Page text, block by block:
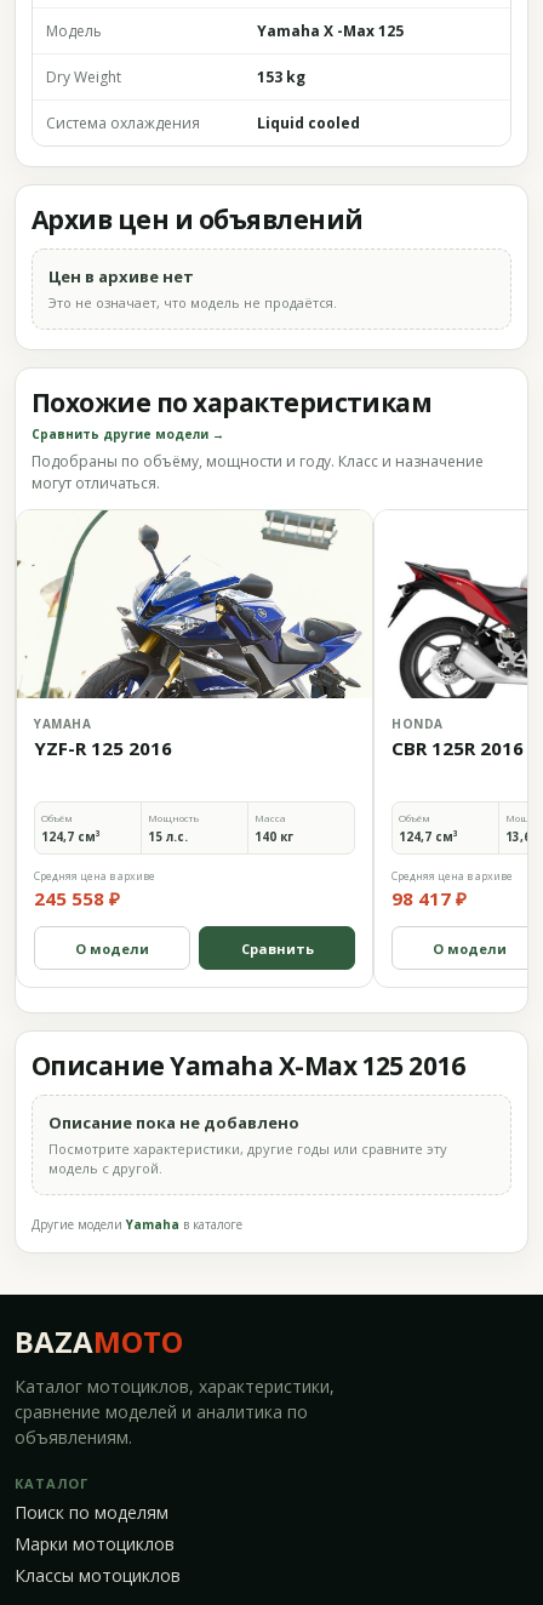
Модель Yamaha X -Max 125
Dry Weight 153 kg
Система охлаждения Liquid cooled
Архив цен и объявлений
Цен в архиве нет
Это не означает, что модель не продаётся.
Похожие по характеристикам
Сравнить другие модели →
Подобраны по объёму, мощности и году. Класс и назначение
могут отличаться.
YAMAHA
YZF-R 125 2016
Объём
124,7 см³
Мощность
15 л.с.
Масса
140 кг
Средняя цена в архиве
245 558 ₽
О модели Сравнить
HONDA
CBR 125R 2016
Объём
124,7 см³ 13,6
Средняя цена в архиве
98 417 ₽
О модели
Описание Yamaha X-Max 125 2016
Описание пока не добавлено
Посмотрите характеристики, другие годы или сравните эту
модель с другой.
Другие моделиYamaha в каталоге
BAZAMOTO
Каталог мотоциклов, характеристики,
сравнение моделей и аналитика по
объявлениям.
КАТАЛОГ
Поиск по моделям
Марки мотоциклов
Классы мотоциклов